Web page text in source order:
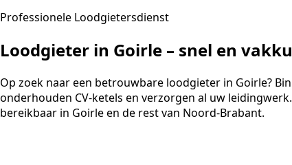
Professionele Loodgietersdienst
Loodgieter in Goirle – snel en
Op zoek naar een betrouwbare loodgieter in Goirle?
onderhouden CV-ketels en verzorgen al uw
bereikbaar in Goirle en de rest van Noord-Brabant.